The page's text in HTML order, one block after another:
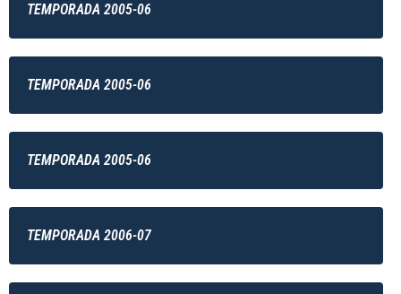
TEMPORADA 2005-06
TEMPORADA 2005-06
TEMPORADA 2005-06
TEMPORADA 2006-07